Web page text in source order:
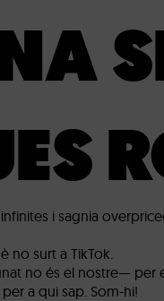
i sagnia
no surt a TikTok.
no és el nostre— per
a qui sap. Som-hi!